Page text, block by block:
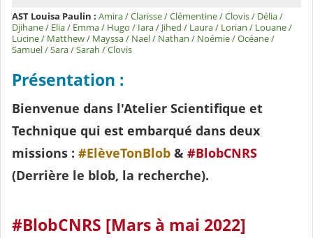
AST Louisa Paulin : Amira / Clarisse / Clémentine / Clovis / Délia /
Djihane / Elia / Emma / Hugo / Iara / Jihed / Laura / Lorian / Louane /
Lucine / Matthew / Mayssa / Nael / Nathan / Noémie / Océane /
Samuel / Sara / Sarah / Clovis
Présentation :
Bienvenue dans l'Atelier Scientifique et
Technique qui est embarqué dans deux
missions : #ElèveTonBlob & #BlobCNRS
(Derrière le blob, la recherche).
#BlobCNRS [Mars à mai 2022]